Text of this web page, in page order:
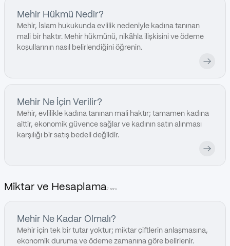
Mehir Hükmü Nedir?
Mehir, İslam hukukunda evlilik nedeniyle kadına tanınan
mali bir haktır. Mehir hükmünü, nikâhla ilişkisini ve ödeme
koşullarının nasıl belirlendiğini öğrenin.
Mehir Ne İçin Verilir?
Mehir, evlilikle kadına tanınan mali haktır; tamamen kadına
aittir, ekonomik güvence sağlar ve kadının satın alınması
karşılığı bir satış bedeli değildir.
Miktar ve Hesaplama7 soru
Mehir Ne Kadar Olmalı?
Mehir için tek bir tutar yoktur; miktar çiftlerin anlaşmasına,
ekonomik duruma ve ödeme zamanına göre belirlenir.